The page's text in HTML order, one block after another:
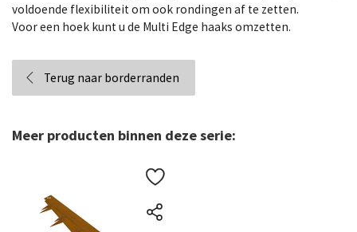
voldoende flexibiliteit om ook rondingen af te zetten.
Voor een hoek kunt u de Multi Edge haaks omzetten.
Terug naar borderranden
Meer producten binnen deze serie: